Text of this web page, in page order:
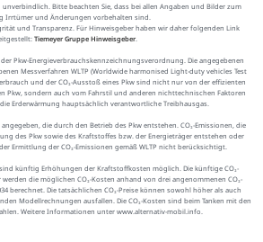
Bitte beachten Sie, dass bei allen Angaben und Bilder zum
Irrtümer und Änderungen vorbehalten sind.
und Transparenz. Für Hinweisgeber haben wir daher folgenden Link
Tiemeyer Gruppe Hinweisgeber.
Pkw-Energieverbrauchskennzeichnungsverordnung. Die angegebenen
Messverfahren WLTP (Worldwide harmonised Light-duty vehicles Test
und der CO₂-Ausstoß eines Pkw sind nicht nur von der effizienten
Pkw, sondern auch vom Fahrstil und anderen nichttechnischen Faktoren
Erderwärmung hauptsächlich verantwortliche Treibhausgas.
die durch den Betrieb des Pkw entstehen. CO₂-Emissionen, die
des Pkw sowie des Kraftstoffes bzw. der Energieträger entstehen oder
Ermittlung der CO₂-Emissionen gemäß WLTP nicht berücksichtigt.
künftig Erhöhungen der Kraftstoffkosten möglich. Die künftige CO₂-
die möglichen CO₂-Kosten anhand von drei angenommenen CO₂-
berechnet. Die tatsächlichen CO₂-Preise können sowohl höher als auch
Modellrechnungen ausfallen. Die CO₂-Kosten sind beim Tanken mit den
Weitere Informationen unter www.alternativ-mobil.info.